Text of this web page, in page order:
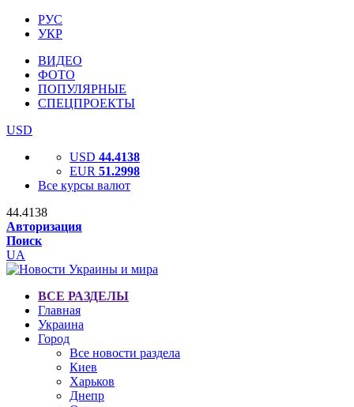
РУС
УКР
ВИДЕО
ФОТО
ПОПУЛЯРНЫЕ
СПЕЦПРОЕКТЫ
USD
USD 44.4138
EUR 51.2998
Все курсы валют
44.4138
Авторизация
Поиск
UA
ВСЕ РАЗДЕЛЫ
Главная
Украина
Город
Все новости раздела
Киев
Харьков
Днепр